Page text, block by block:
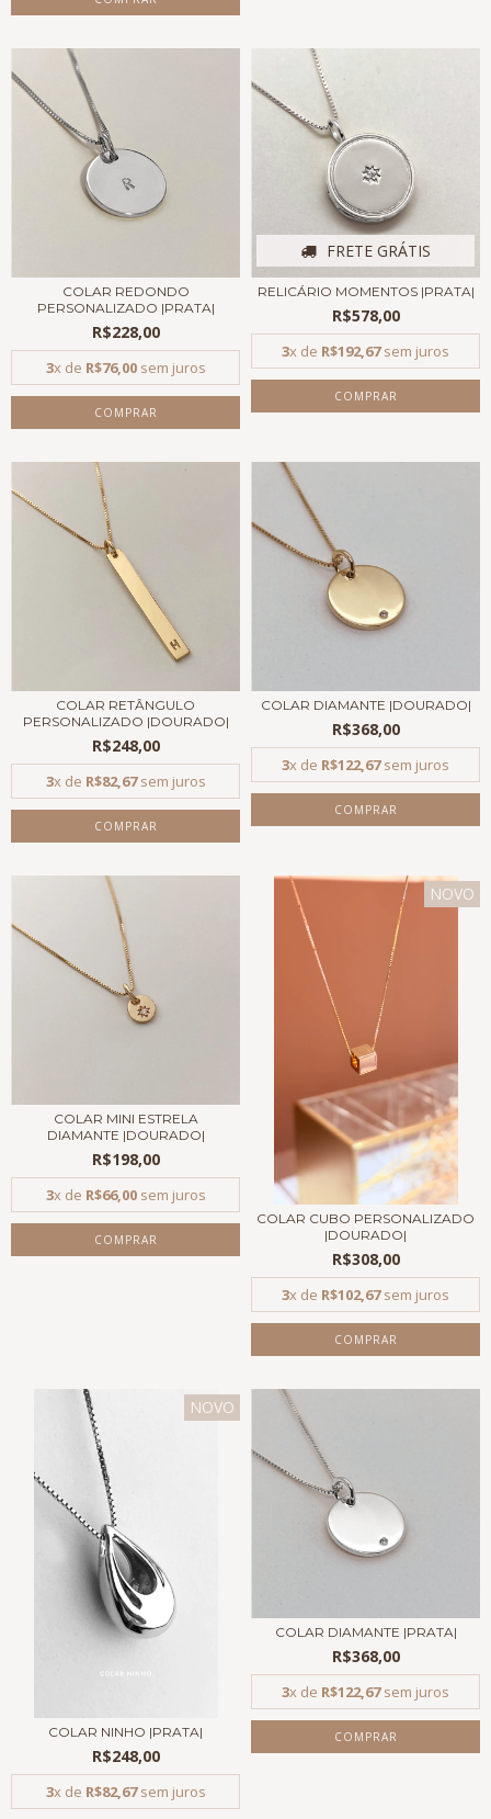
COLAR REDONDO
PERSONALIZADO |PRATA|
R$228,00
3x de R$76,00sem juros
COMPRAR
FRETE GRÁTIS
RELICÁRIO MOMENTOS |PRATA|
R$578,00
3x de R$192,67sem juros
COMPRAR
COLAR RETÂNGULO
PERSONALIZADO |DOURADO|
R$248,00
3x de R$82,67sem juros
COMPRAR
COLAR DIAMANTE |DOURADO|
R$368,00
3x de R$122,67sem juros
COMPRAR
COLAR MINI ESTRELA
DIAMANTE |DOURADO|
R$198,00
3x de R$66,00sem juros
COMPRAR
NOVO
COLAR CUBO PERSONALIZADO
|DOURADO|
R$308,00
3x de R$102,67sem juros
COMPRAR
NOVO
COLAR NINHO |PRATA|
R$248,00
3x de R$82,67sem juros
COLAR DIAMANTE |PRATA|
R$368,00
3x de R$122,67sem juros
COMPRAR